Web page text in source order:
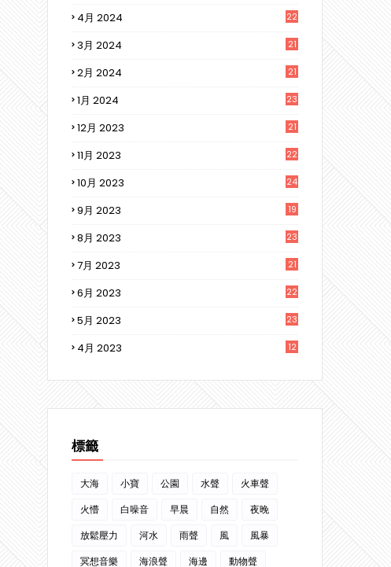
4月 2024 22
3月 2024 21
2月 2024 21
1月 2024 23
12月 2023 21
11月 2023 22
10月 2023 24
9月 2023 19
8月 2023 23
7月 2023 21
6月 2023 22
5月 2023 23
4月 2023
12
標籤
大海 小寶 公園 水聲
火車聲
火懵
白噪音 早晨 自然
夜晚
放鬆壓力
河水 雨聲 風
風暴
冥想音樂
海浪聲 海邊 動物聲